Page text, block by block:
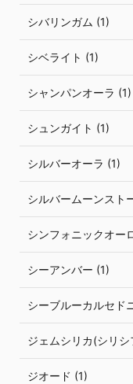
シバリンガム (1)
シベライト (1)
シャンパンオーラ (1)
シュンガイト (1)
シルバーオーラ (1)
シルバームーンスト
シンフォニックオー
シーアンバー (1)
シーブルーカルセド
ジェムシリカ(シリ
ジオード (1)